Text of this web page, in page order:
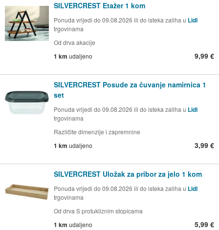
SILVERCREST Etažer 1 kom
Ponuda vrijedi do 09.08.2026 ili do isteka zaliha u Lidl
trgovinama
Od drva akacije
1 km udaljeno 9,99 €
SILVERCREST Posude za čuvanje namirnica 1
set
Ponuda vrijedi do 09.08.2026 ili do isteka zaliha u Lidl
trgovinama
Različite dimenzije i zapremnine
1 km udaljeno 3,99 €
SILVERCREST Uložak za pribor za jelo 1 kom
Ponuda vrijedi do 09.08.2026 ili do isteka zaliha u Lidl
trgovinama
Od drva S protukliznim stopicama
1 km udaljeno 5,99 €